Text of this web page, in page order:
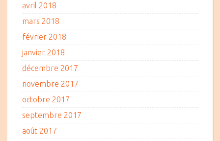
avril 2018
mars 2018
février 2018
janvier 2018
décembre 2017
novembre 2017
octobre 2017
septembre 2017
août 2017